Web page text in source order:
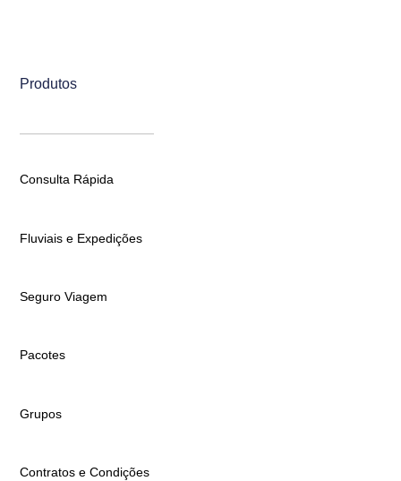
Produtos
Consulta Rápida
Fluviais e Expedições
Seguro Viagem
Pacotes
Grupos
Contratos e Condições